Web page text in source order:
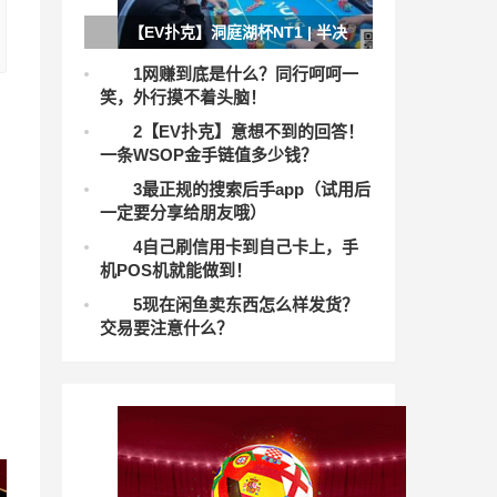
【EV扑克】洞庭湖杯NT1 | 半决
赛日巅峰对决启幕，9人决赛桌产生
1网赚到底是什么？同行呵呵一
笑，外行摸不着头脑！
2 【EV扑克】意想不到的回答！
一条WSOP金手链值多少钱？
3最正规的搜索后手app（试用后
一定要分享给朋友哦）
4自己刷信用卡到自己卡上，手
机POS机就能做到！
5现在闲鱼卖东西怎么样发货？
交易要注意什么？